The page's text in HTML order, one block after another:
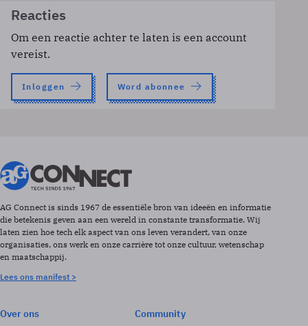
Reacties
Om een reactie achter te laten is een account
vereist.
Inloggen Word abonnee
AG Connect is sinds 1967 de essentiële bron van ideeën en informatie
die betekenis geven aan een wereld in constante transformatie. Wij
laten zien hoe tech elk aspect van ons leven verandert, van onze
organisaties, ons werk en onze carrière tot onze cultuur, wetenschap
en maatschappij.
Lees ons manifest >
Over ons
Community